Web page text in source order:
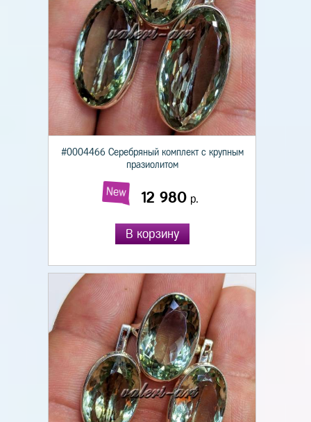
#0004466 Серебряный комплект с крупным
празиолитом
New 12 980р.
В корзину